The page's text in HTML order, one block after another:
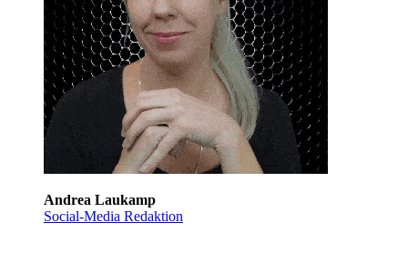
Andrea Laukamp
Social-Media Redaktion